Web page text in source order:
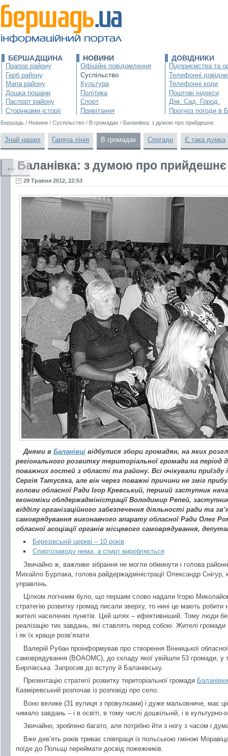
БЕРШАДЩИНА
Прапор району
Герб району
Мапа району
Дошка пошани
Паспорт району
Сторінками історії
НОВИНИ
Офіційні повідомлення
Суспільство
Культура
Політика
Спорт
Привітання
ДОВІДНИКИ
Підприємства та
Телефонні
Телефонні коди
Поштові індекси
Дім. Сад. Город.
Прогноз погоди в
Бершадь / Новини / Суспільство / В громадах / Баланівка: з думою про прийдешнє
Знай наших Гаряча лінія В громадах Спогади Є така думка
Баланівка: з думою про прийдешнє
29 Травня 2012, 22:53
Днями в Баланівці відбулися збори громадян, на яких
регіонального розвитку територіальної громади на період
поважних гостей з області та району. Всі очікували приїзду
Сергія Татусяка, але він через поважні причини не зміг
голови обласної Ради Ігор Кревський, перший заступник
економіки облдержадміністрації Володимир Репей,
відділу організаційного забезпечення діяльності ради та
самоврядування виконавчого апарату обласної Ради Олег
обласної асоціації органів місцевого самоврядування,
Березівській церкві – 10 років
Спиртозаводу нема, а спирт виробляється
Звичайно ж, важливе зібрання не могли обминути і голова
Михайло Бурлака, голова райдержадміністрації Олександр Снігур,
управлінь.
Цілком логічним було, що першим слово надали Ігорю
стратегію розвитку громад писали зверху, то нині це мають
жителі населених пунктів. Цей шлях – ефективніший. Тому люди
реалізацію тих завдань, які ставлять перед собою. Жителі
і як їх краще розв’язати.
Валерій Рубан проінформував про створення Вінницької обласної
самоврядування (ВОАОМС), до складу якої увійшли 53 громади, у
Бирлівська. Запросив до вступу й Баланівську.
Презентацію стратегії розвитку територіальної громади Баланівки
Казміревський розпочав із розповіді про село.
Воно велике (31 вулиця з провулками) і дуже мальовниче, має
чимало завдань – і в освіті, в тому числі дошкільній, і в культурно-
Звичайно, зроблено багато, але потрібно йти з ногу з часом і
Вже дев’ять років триває співпраця із польською гміною
поїде до Польщі переймати досвід пожежників.
←